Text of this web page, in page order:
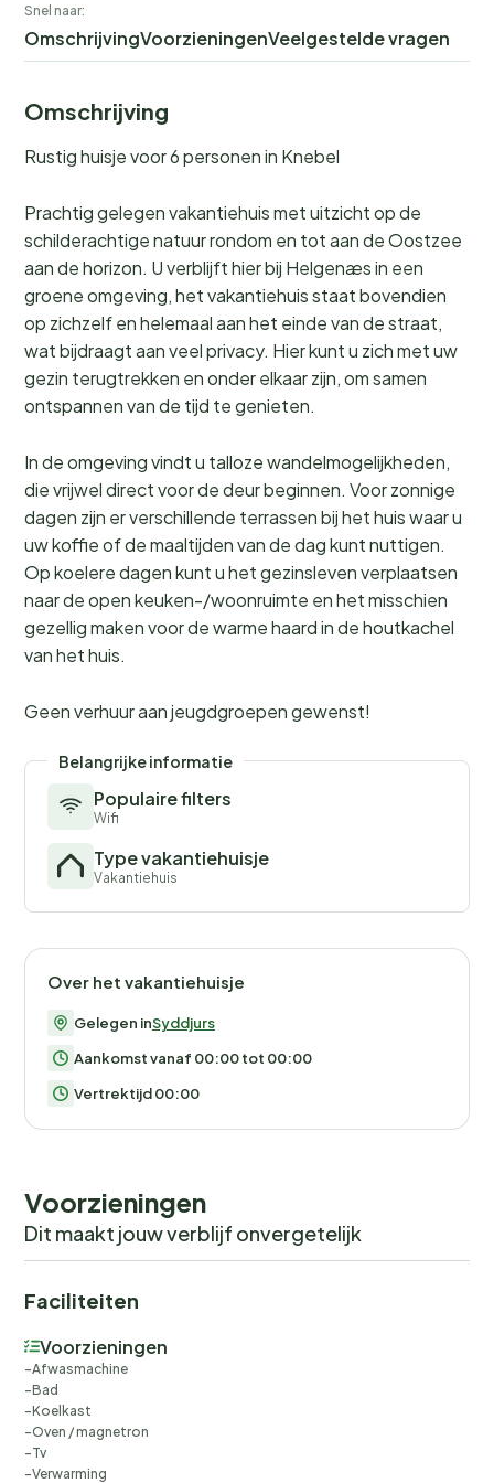
Snel naar:
OmschrijvingVoorzieningenVeelgestelde vragen
Omschrijving
Rustig huisje voor 6 personen in Knebel
Prachtig gelegen vakantiehuis met uitzicht op de
schilderachtige natuur rondom en tot aan de Oostzee
aan de horizon. U verblijft hier bij Helgenæs in een
groene omgeving, het vakantiehuis staat bovendien
op zichzelf en helemaal aan het einde van de straat,
wat bijdraagt aan veel privacy. Hier kunt u zich met uw
gezin terugtrekken en onder elkaar zijn, om samen
ontspannen van de tijd te genieten.
In de omgeving vindt u talloze wandelmogelijkheden,
die vrijwel direct voor de deur beginnen. Voor zonnige
dagen zijn er verschillende terrassen bij het huis waar u
uw koffie of de maaltijden van de dag kunt nuttigen.
Op koelere dagen kunt u het gezinsleven verplaatsen
naar de open keuken-/woonruimte en het misschien
gezellig maken voor de warme haard in de houtkachel
van het huis.
Geen verhuur aan jeugdgroepen gewenst!
Belangrijke informatie
Populaire filters
Wifi
Type vakantiehuisje
Vakantiehuis
Over het vakantiehuisje
Gelegen inSyddjurs
Aankomst vanaf 00:00 tot 00:00
Vertrektijd 00:00
Voorzieningen
Dit maakt jouw verblijf onvergetelijk
Faciliteiten
Voorzieningen
Afwasmachine
Bad
Koelkast
Oven / magnetron
Tv
Verwarming